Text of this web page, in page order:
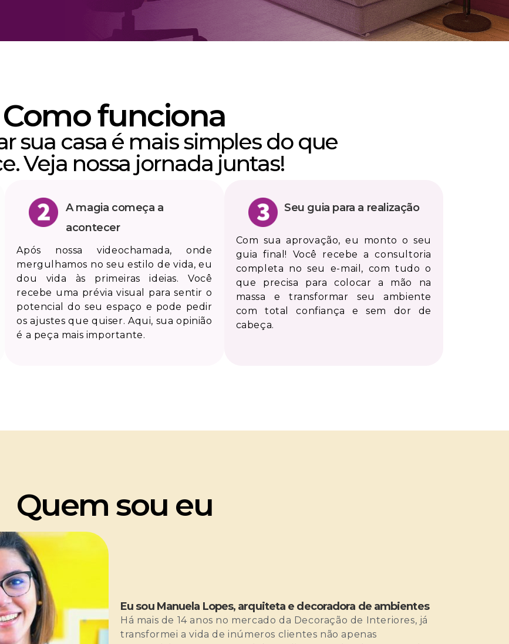
Como funciona
sua casa é mais simples do que
Veja nossa jornada juntas!
A magia começa a
acontecer
Após nossa videochamada, onde
mergulhamos no seu estilo de vida, eu
dou vida às primeiras ideias. Você
recebe uma prévia visual para sentir o
potencial do seu espaço e pode pedir
os ajustes que quiser. Aqui, sua opinião
é a peça mais importante.
Seu guia para a realização
Com sua aprovação, eu monto o seu
guia final! Você recebe a consultoria
completa no seu e-mail, com tudo o
que precisa para colocar a mão na
massa e transformar seu ambiente
com total confiança e sem dor de
cabeça.
Quem sou eu
Eu sou Manuela Lopes, arquiteta e decoradora de ambientes
Há mais de 14 anos no mercado da Decoração de Interiores, já
transformei a vida de inúmeros clientes não apenas